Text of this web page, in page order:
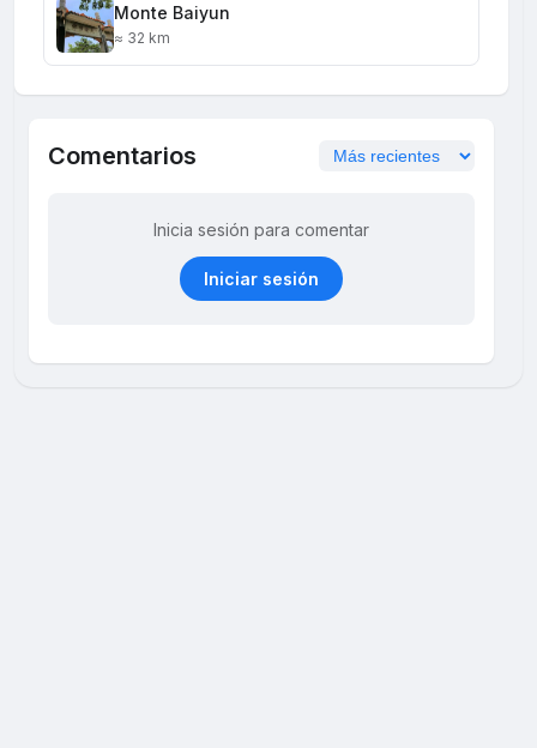
Monte Baiyun
≈ 32 km
Comentarios
Inicia sesión para comentar
Iniciar sesión